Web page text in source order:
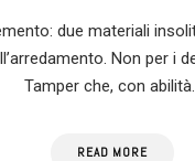
due materiali
Non per i
Tamper che, con
READ MORE